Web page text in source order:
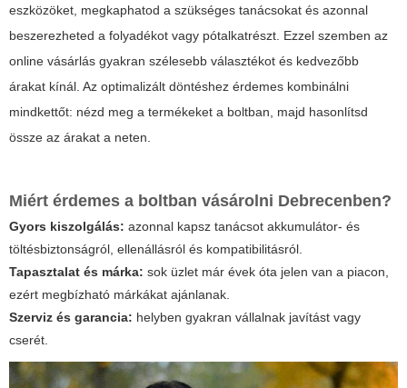
eszközöket, megkaphatod a szükséges tanácsokat és azonnal
beszerezheted a folyadékot vagy pótalkatrészt. Ezzel szemben az
online vásárlás gyakran szélesebb választékot és kedvezőbb
árakat kínál. Az optimalizált döntéshez érdemes kombinálni
mindkettőt: nézd meg a termékeket a boltban, majd hasonlítsd
össze az árakat a neten.
Miért érdemes a boltban vásárolni Debrecenben?
Gyors kiszolgálás: azonnal kapsz tanácsot akkumulátor- és
töltésbiztonságról, ellenállásról és kompatibilitásról.
Tapasztalat és márka: sok üzlet már évek óta jelen van a piacon,
ezért megbízható márkákat ajánlanak.
Szerviz és garancia: helyben gyakran vállalnak javítást vagy
cserét.